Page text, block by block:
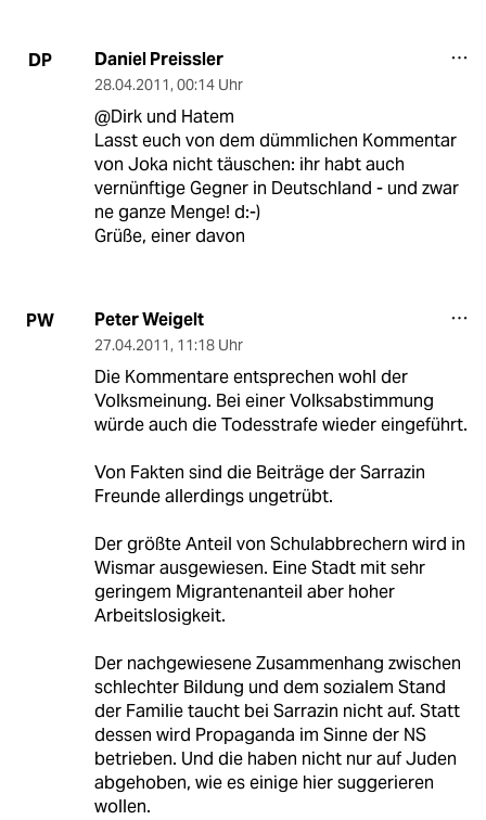
DP Daniel Preissler
28.04.2011, 00:14 Uhr
@Dirk und Hatem
Lasst euch von dem dümmlichen Kommentar
von Joka nicht täuschen: ihr habt auch
vernünftige Gegner in Deutschland - und zwar
ne ganze Menge! d:-)
Grüße, einer davon
PW Peter Weigelt
27.04.2011, 11:18 Uhr
Die Kommentare entsprechen wohl der
Volksmeinung. Bei einer Volksabstimmung
würde auch die Todesstrafe wieder eingeführt.
Von Fakten sind die Beiträge der Sarrazin
Freunde allerdings ungetrübt.
Der größte Anteil von Schulabbrechern wird in
Wismar ausgewiesen. Eine Stadt mit sehr
geringem Migrantenanteil aber hoher
Arbeitslosigkeit.
Der nachgewiesene Zusammenhang zwischen
schlechter Bildung und dem sozialem Stand
der Familie taucht bei Sarrazin nicht auf. Statt
dessen wird Propaganda im Sinne der NS
betrieben. Und die haben nicht nur auf Juden
abgehoben, wie es einige hier suggerieren
wollen.